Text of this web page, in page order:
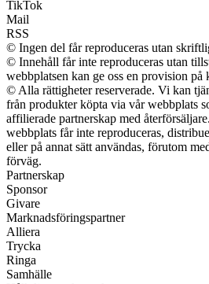
TikTok
Mail
RSS
© Ingen del får reproduceras utan
© Innehåll får inte reproduceras utan
webbplatsen kan ge oss en provision på
© Alla rättigheter reserverade. Vi kan
från produkter köpta via vår webbplats
affilierade partnerskap med
webbplats får inte reproduceras,
eller på annat sätt användas, förutom
förväg.
Partnerskap
Sponsor
Givare
Marknadsföringspartner
Alliera
Trycka
Ringa
Samhälle